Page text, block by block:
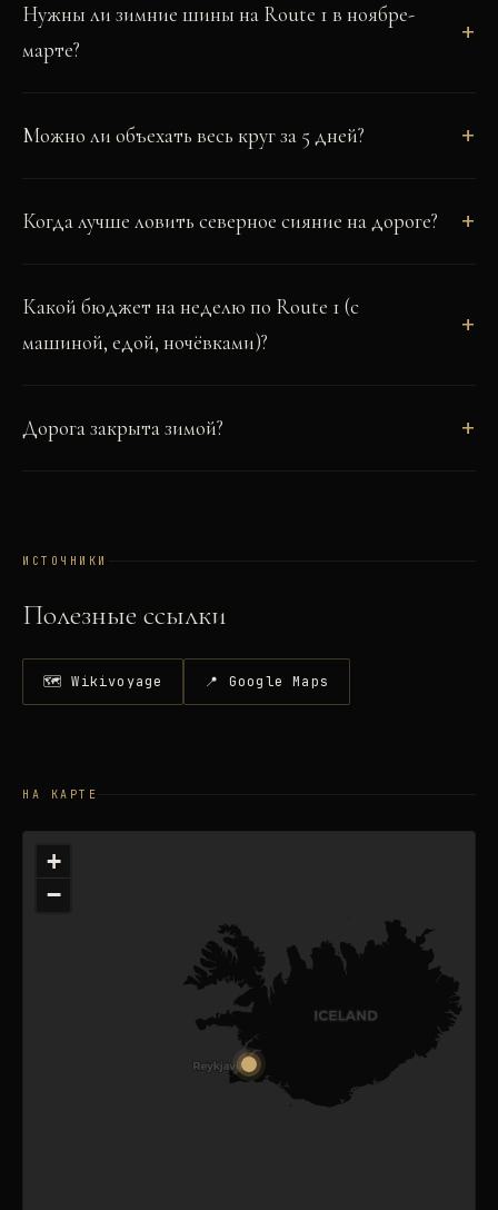
Нужны ли зимние шины на Route 1 в ноябре-
марте?
Можно ли объехать весь круг за 5 дней?
Когда лучше ловить северное сияние на дороге?
Какой бюджет на неделю по Route 1 (с
машиной, едой, ночёвками)?
Дорога закрыта зимой?
ИСТОЧНИКИ
Полезные ссылки
🗺 Wikivoyage 📍 Google Maps
НА КАРТЕ
+
−